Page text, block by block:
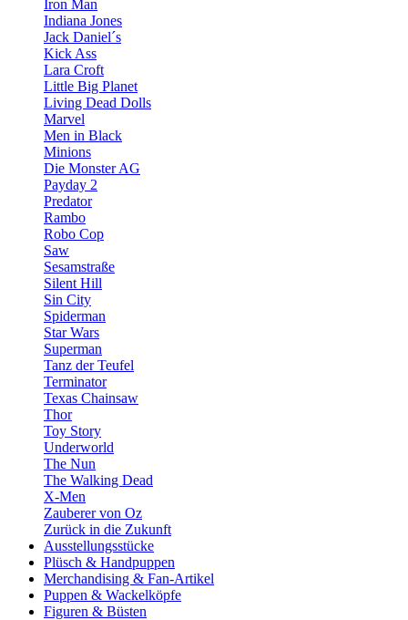
Iron Man
Indiana Jones
Jack Daniel´s
Kick Ass
Lara Croft
Little Big Planet
Living Dead Dolls
Marvel
Men in Black
Minions
Die Monster AG
Payday 2
Predator
Rambo
Robo Cop
Saw
Sesamstraße
Silent Hill
Sin City
Spiderman
Star Wars
Superman
Tanz der Teufel
Terminator
Texas Chainsaw
Thor
Toy Story
Underworld
The Nun
The Walking Dead
X-Men
Zauberer von Oz
Zurück in die Zukunft
Ausstellungsstücke
Plüsch & Handpuppen
Merchandising & Fan-Artikel
Puppen & Wackelköpfe
Figuren & Büsten